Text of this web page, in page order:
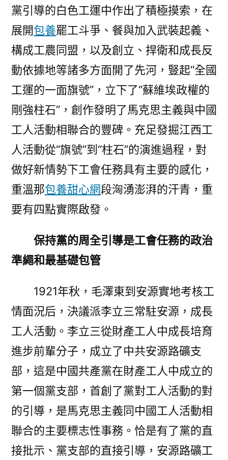
10
甜
心
寶
專
包
養
網
0
周
年
·
過
黨引導的白色工運中作出了積極摸索，在
展開包養罷工斗爭、餐與加入武裝起義、
構成工農同盟，以及創立、捍衛和成長反
動依據地等諸多方面開了先河，豎起“全國
工運的一面旗號”，立下了“蘇維埃政權的
剛強柱石”，創作發明了馬克思主義與中國
工人活動相聯合的豐碑。充足發掘江西工
人活動從“旗號”到“柱石”的演進過程，對
做好新情勢下工會任務具有主要的感化，
重溫那包養甜心網段洶湧澎湃的汗青，重
要有四點實際啟發。
保持黨的周全引導是工會任務的政治
準繩和最基礎包管
1921年秋，毛澤東到安源實地考核工
情面況后，決議派李立三常駐安源，成長
工人活動。李立三從財產工人中成長培育
進步前輩分子，成立了中共安源路礦支
部，這是中國共產黨在財產工人中成立的
第一個黨支部，首創了黨對工人活動的對
的引導，是馬克思主義同中國工人活動相
聯合的主要標志性事務。恰是有了黨的直
接批示、黨支部的直接引導，安源路礦工